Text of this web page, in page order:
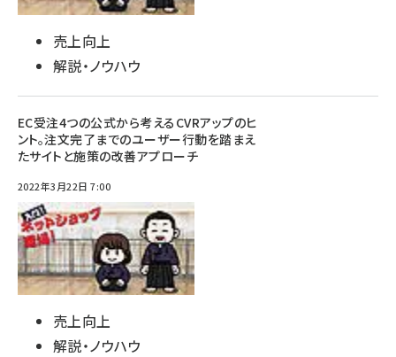
売上向上
解説・ノウハウ
EC受注4つの公式から考えるCVRアップのヒ
ント。注文完了までのユーザー行動を踏まえ
たサイトと施策の改善アプローチ
2022年3月22日 7:00
売上向上
解説・ノウハウ